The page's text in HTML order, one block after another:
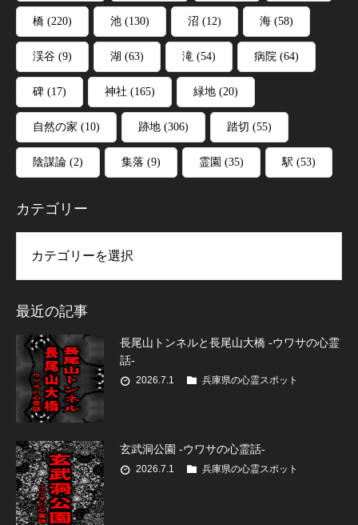
橋 (220) 池 (130) 沼 (12) 海 (58)
渓谷 (9) 湖 (63) 滝 (54) 病院 (64)
碑 (17) 神社 (165) 緑地 (20)
自然の家 (10) 跡地 (306) 踏切 (55)
陰謀論 (2) 集落 (9) 霊園 (35) 駅 (53)
カテゴリー
最近の記事
長尾山トンネルと長尾山大橋 -ウワサの心霊
話-
2026.7.1 兵庫県の心霊スポット
玄武洞公園 -ウワサの心霊話-
2026.7.1 兵庫県の心霊スポット